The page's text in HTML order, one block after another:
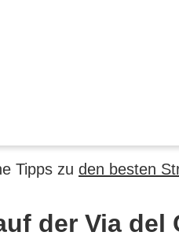
Tipps zu den besten
der Via